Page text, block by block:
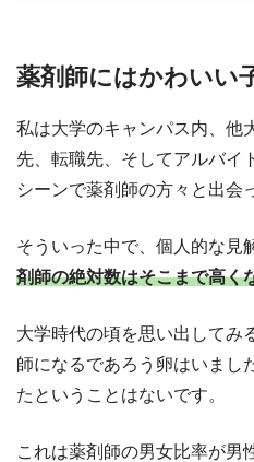
薬剤師にはかわいい
私は大学のキャンパス内、他
先、転職先、そしてアルバイ
シーンで薬剤師の方々と出会
そういった中で、個人的な見
剤師の絶対数はそこまで高く
大学時代の頃を思い出してみ
師になるであろう卵はいまし
たということはないです。
これは薬剤師の男女比率が男